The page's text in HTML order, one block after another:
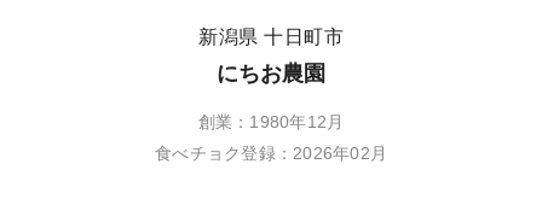
新潟県 十日町市
にちお農園
創業：1980年12月
食べチョク登録：2026年02月